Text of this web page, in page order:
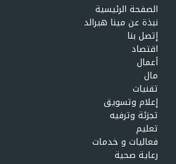
الصفحة الرئيسية
نبذة عن مينا هيرالد
إتصل بنا
اقتصاد
أعمال
مال
تقنيات
إعلام وتسويق
تجزئة وترفيه
تعليم
فعاليات و خدمات
رعاية صحية